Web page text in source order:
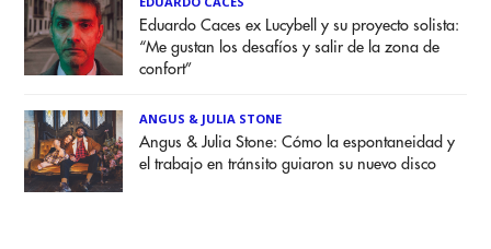
Eduardo Caces ex Lucybell y su proyecto solista:
“Me gustan los desafíos y salir de la zona de
confort”
ANGUS & JULIA STONE
Angus & Julia Stone: Cómo la espontaneidad y
el trabajo en tránsito guiaron su nuevo disco